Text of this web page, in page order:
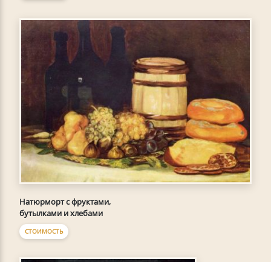
Натюрморт с фруктами,
бутылками и хлебами
СТОИМОСТЬ